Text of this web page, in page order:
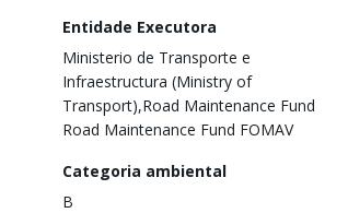
Entidade Executora
Ministerio de Transporte e
Infraestructura (Ministry of
Transport),Road Maintenance Fund
Road Maintenance Fund FOMAV
Categoria ambiental
B